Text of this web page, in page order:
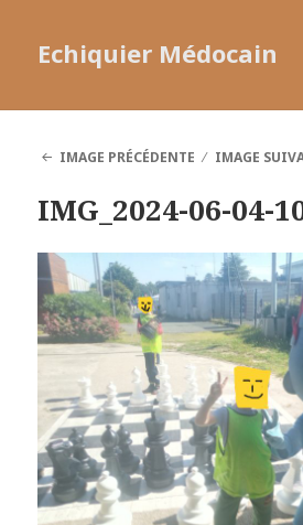
Echiquier Médocain
IMAGE PRÉCÉDENTE
IMAGE
IMG_2024-06-04-